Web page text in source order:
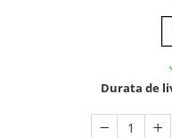
Durata de